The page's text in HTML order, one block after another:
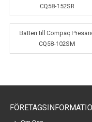
CQ58-152SR
Batteri till Compaq
CQ58-102SM